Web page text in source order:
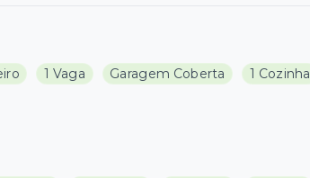
1 Vaga Garagem Coberta 1 Cozinha